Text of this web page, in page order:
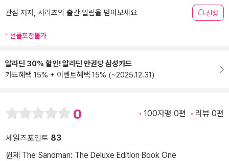
관심 저자, 시리즈의 출간 알림을 받아보세요 신청
선물포장불가
알라딘 30% 할인! 알라딘 만권당 삼성카드
카드혜택 15% + 이벤트혜택 15% (~2025.12.31)
0 100자평 0편 리뷰 0편
세일즈포인트 83
원제 The Sandman: The Deluxe Edition Book One